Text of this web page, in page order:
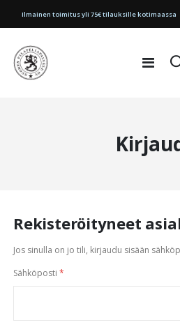
Ilmainen toimitus yli 75€ tilauksille kotimaassa
Rekisteröityneet
Jos sinulla on jo tili, kirjaudu sisään
Sähköposti